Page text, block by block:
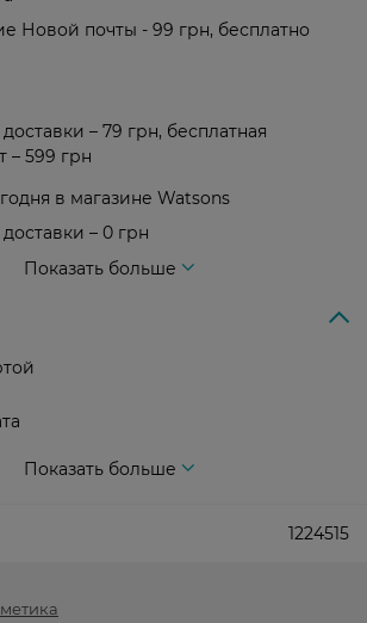
Новой почты - 99 грн, бесплатно
– 79 грн, бесплатная
– 599 грн
в магазине Watsons
– 0 грн
Показать больше
Показать больше
1224515